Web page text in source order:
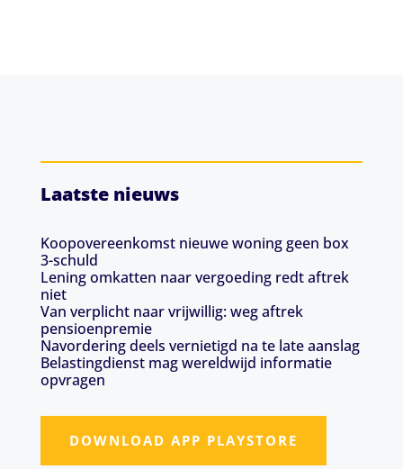
Laatste nieuws
Koopovereenkomst nieuwe woning geen box
3-schuld
Lening omkatten naar vergoeding redt aftrek
niet
Van verplicht naar vrijwillig: weg aftrek
pensioenpremie
Navordering deels vernietigd na te late aanslag
Belastingdienst mag wereldwijd informatie
opvragen
DOWNLOAD APP PLAYSTORE